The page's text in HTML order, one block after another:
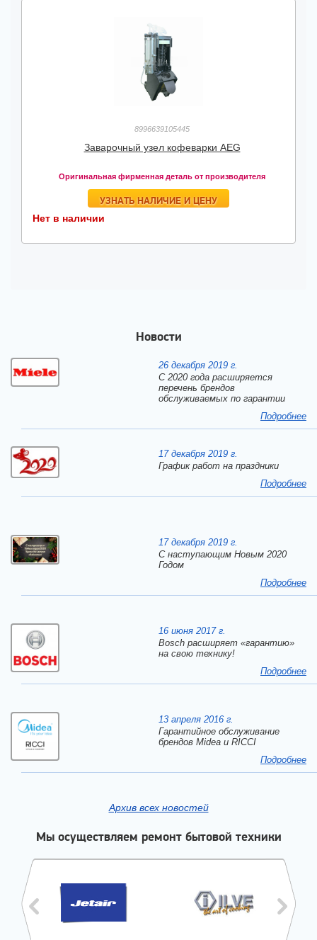
8996639105445
Заварочный узел кофеварки AEG
Оригинальная фирменная деталь от производителя
УЗНАТЬ НАЛИЧИЕ И ЦЕНУ
Нет в наличии
Новости
26 декабря 2019 г.
С 2020 года расширяется
перечень брендов
обслуживаемых по гарантии
Подробнее
17 декабря 2019 г.
График работ на праздники
Подробнее
17 декабря 2019 г.
C наступающим Новым 2020
Годом
Подробнее
16 июня 2017 г.
Bosch расширяет «гарантию»
на свою технику!
Подробнее
13 апреля 2016 г.
Гарантийное обслуживание
брендов Midea и RICCI
Подробнее
Архив всех новостей
Мы осуществляем ремонт бытовой техники